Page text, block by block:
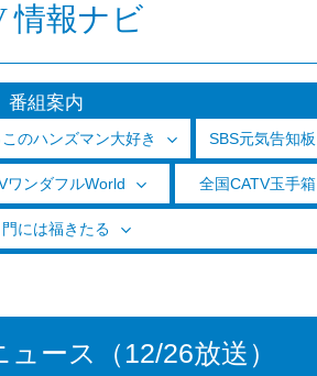
情報ナビ
番組案内
のハンズマン大好き SBS元気告知板
ワンダフルWorld 全国CATV玉手箱
には福きたる
ース（12/26放送）